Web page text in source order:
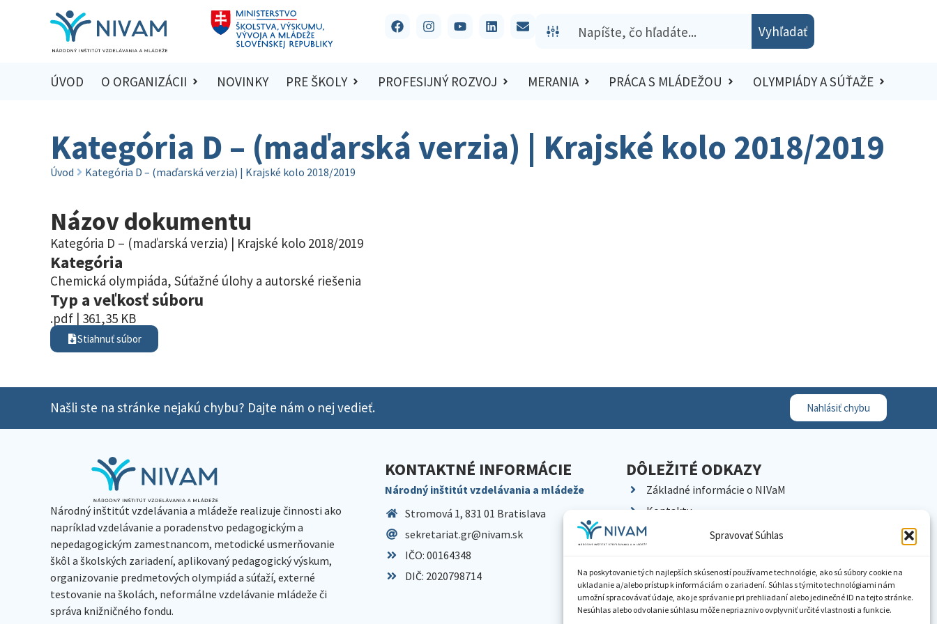
Spravovať Súhlas
Na poskytovanie tých najlepších skúseností používame technológie, ako sú súbory cookie na
ukladanie a/alebo prístup k informáciám o zariadení. Súhlas s týmito technológiami nám
umožní spracovávať údaje, ako je správanie pri prehliadaní alebo jedinečné ID na tejto stránke.
Nesúhlas alebo odvolanie súhlasu môže nepriaznivo ovplyvniť určité vlastnosti a funkcie.
Vyhľadať
ÚVOD O ORGANIZÁCII NOVINKY PRE ŠKOLY PROFESIJNÝ ROZVOJ MERANIA PRÁCA S MLÁDEŽOU OLYMPIÁDY A SÚŤAŽE
Kategória D – (maďarská verzia) | Krajské kolo 2018/2019
Úvod Kategória D – (maďarská verzia) | Krajské kolo 2018/2019
Názov dokumentu
Kategória D – (maďarská verzia) | Krajské kolo 2018/2019
Kategória
Chemická olympiáda, Súťažné úlohy a autorské riešenia
Typ a veľkosť súboru
.pdf | 361,35 KB
Stiahnuť súbor
Našli ste na stránke nejakú chybu? Dajte nám o nej vedieť. Nahlásiť chybu
Národný inštitút vzdelávania a mládeže realizuje činnosti ako
napríklad vzdelávanie a poradenstvo pedagogickým a
nepedagogickým zamestnancom, metodické usmerňovanie
škôl a školských zariadení, aplikovaný pedagogický výskum,
organizovanie predmetových olympiád a súťaží, externé
testovanie na školách, neformálne vzdelávanie mládeže či
správa knižničného fondu.
KONTAKTNÉ INFORMÁCIE
Národný inštitút vzdelávania a mládeže
Stromová 1, 831 01 Bratislava
sekretariat.gr@nivam.sk
IČO: 00164348
DIČ: 2020798714
DÔLEŽITÉ ODKAZY
Základné informácie o NIVaM
Kontakty
Kariéra
Pracoviská NIVaM
Dokumenty inštitúcie
Knižnica